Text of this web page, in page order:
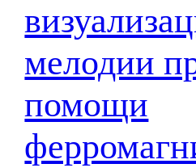
мелодии
помощи